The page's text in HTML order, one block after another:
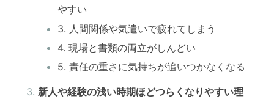
やすい
3. 人間関係や気遣いで疲れてしまう
4. 現場と書類の両立がしんどい
5. 責任の重さに気持ちが追いつかなくなる
新人や経験の浅い時期ほどつらくなりやすい理